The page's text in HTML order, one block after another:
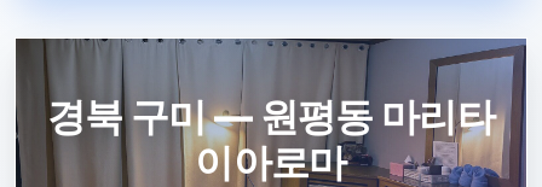
경북 구미 — 원평동 마리타
이아로마